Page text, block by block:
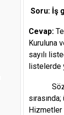
Soru: İş
Cevap:
Kuruluna
sayılı
listelerde
Söz
Hizmetler